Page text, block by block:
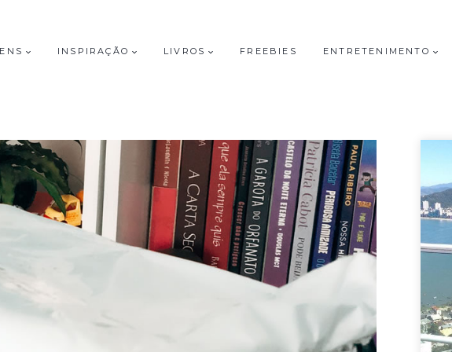
INSPIRAÇÃO LIVROS FREEBIES ENTRETENIMENTO